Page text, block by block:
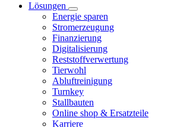
Lösungen
Energie sparen
Stromerzeugung
Finanzierung
Digitalisierung
Reststoffverwertung
Tierwohl
Abluftreinigung
Turnkey
Stallbauten
Online shop & Ersatzteile
Karriere